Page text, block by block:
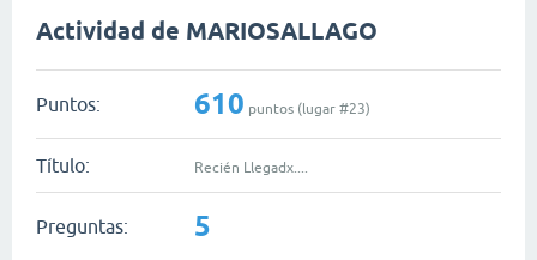
Actividad de MARIOSALLAGO
Puntos: 610 puntos (lugar #23)
Título: Recién Llegadx....
Preguntas: 5